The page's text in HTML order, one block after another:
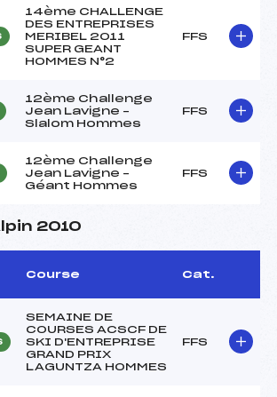
14ème CHALLENGE
DES ENTREPRISES
MERIBEL 2011
SUPER GEANT
HOMMES N°2
FFS
12ème Challenge
Jean Lavigne –
Slalom Hommes
FFS
12ème Challenge
Jean Lavigne –
Géant Hommes
FFS
2010
Course Cat.
SEMAINE DE
COURSES ACSCF DE
SKI D'ENTREPRISE
GRAND PRIX
LAGUNTZA HOMMES
FFS